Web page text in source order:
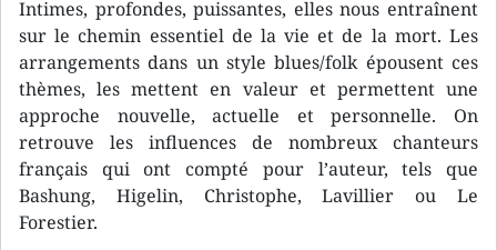
Intimes, profondes, puissantes, elles nous entraînent
sur le chemin essentiel de la vie et de la mort. Les
arrangements dans un style blues/folk épousent ces
thèmes, les mettent en valeur et permettent une
approche nouvelle, actuelle et personnelle. On
retrouve les influences de nombreux chanteurs
français qui ont compté pour l’auteur, tels que
Bashung, Higelin, Christophe, Lavillier ou Le
Forestier.